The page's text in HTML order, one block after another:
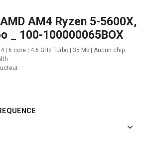
AM4 Ryzen 5-5600X,
_ 100-100000065BOX
| 6 core | 4.6 GHz Turbo | 35 Mb | Aucun chip